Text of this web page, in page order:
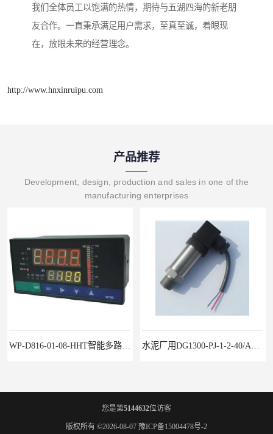
我们全体员工以饱满的热情，期待与五湖四海的新老朋
友合作。一直秉承满足用户需求，至真至诚，着眼现
在，放眼未来的经营理念。
http://www.hnxinruipu.com
产品推荐
Development, design, production and sales in one of the
manufacturing enterprises
WP-D816-01-08-HHT智能多路巡检仪 水泥厂用DG1300-PJ-1-2-40/AA2N压力变送器
您是第5144632位访客
版权所有 ©2026-08-07 豫ICP备15004478号-2